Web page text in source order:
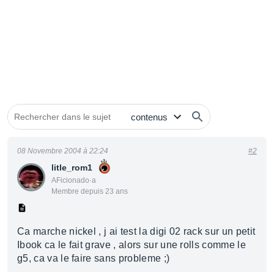
litle_rom1
AFicionado·a
Membre depuis 23 ans
08 Novembre 2004 à 22:24 #2
Ca marche nickel , j ai test la digi 02 rack sur un petit
Ibook ca le fait grave , alors sur une rolls comme le
g5, ca va le faire sans probleme ;)